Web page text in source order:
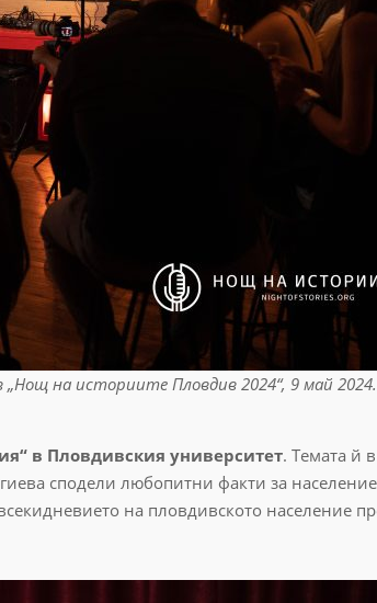
в „Нощ на историите Пловдив 2024“, 9 май
в Пловдивския университет. Темата й
сподели любопитни факти за
на пловдивското население